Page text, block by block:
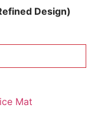
Design)